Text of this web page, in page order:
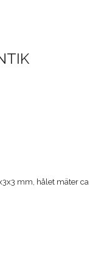
mm, hålet mäter ca